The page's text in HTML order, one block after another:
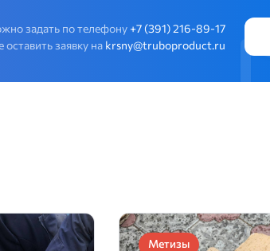
задать по телефону +7 (391) 216-89-17
заявку на krsny@truboproduct.ru
Метизы